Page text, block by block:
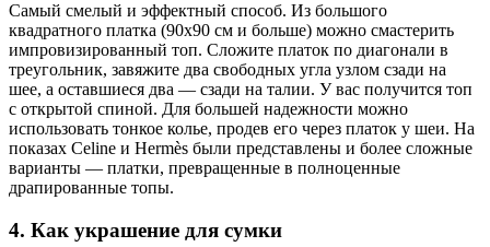
Самый смелый и эффектный способ. Из большого
квадратного платка (90х90 см и больше) можно смастерить
импровизированный топ. Сложите платок по диагонали в
треугольник, завяжите два свободных угла узлом сзади на
шее, а оставшиеся два — сзади на талии. У вас получится топ
с открытой спиной. Для большей надежности можно
использовать тонкое колье, продев его через платок у шеи. На
показах Celine и Hermès были представлены и более сложные
варианты — платки, превращенные в полноценные
драпированные топы.
4. Как украшение для сумки